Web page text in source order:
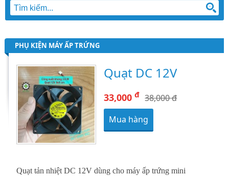
PHỤ KIỆN MÁY ẤP TRỨNG
Quạt DC 12V
33,000đ 38,000 đ
Mua hàng
Quạt tản nhiệt DC 12V dùng cho máy ấp trứng mini